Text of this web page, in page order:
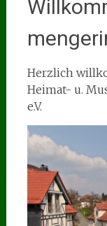
Herzlich
Heimat- u.
e.V.